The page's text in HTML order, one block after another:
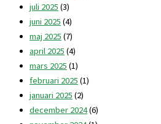
juli 2025 (3)
juni 2025 (4)
maj 2025 (7)
april 2025 (4)
mars 2025 (1)
februari 2025 (1)
januari 2025 (2)
december 2024(6)